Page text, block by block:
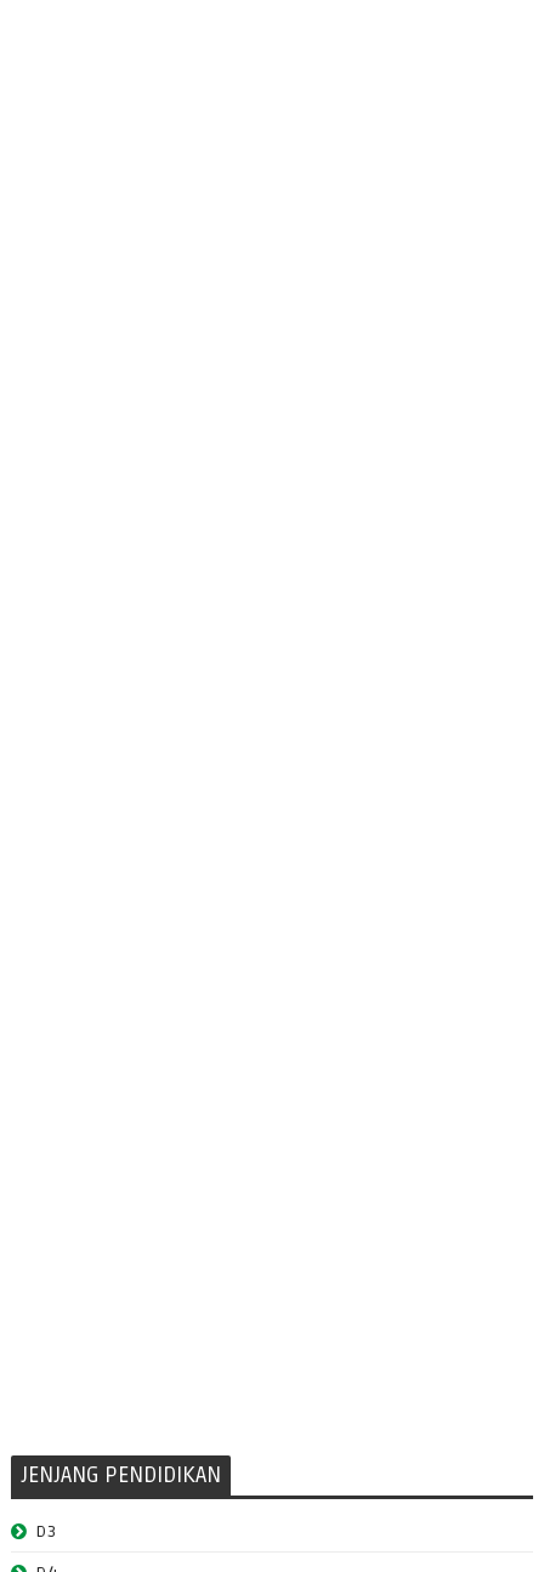
JENJANG PENDIDIKAN
D3